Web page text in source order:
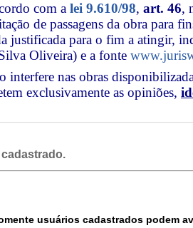
com a lei 9.610/98, art. 46,
de passagens da obra para
justificada para o fim a atingir,
Oliveira) e a fonte
interfere nas obras
exclusivamente as opiniões,
usuários cadastrados podem